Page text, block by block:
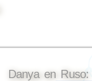
Danya en Ruso: